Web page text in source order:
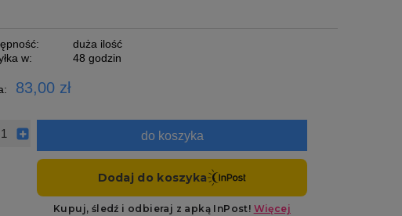
duża ilość
w:
48 godzin
83,00 zł
do koszyka